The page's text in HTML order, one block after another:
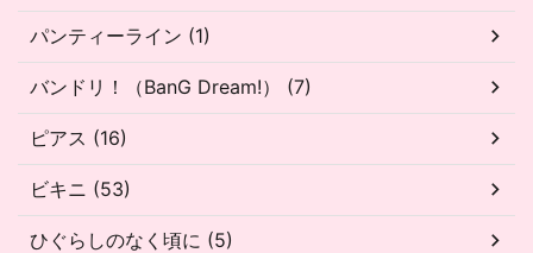
パンティーライン (1)
バンドリ！（BanG Dream!） (7)
ピアス (16)
ビキニ (53)
ひぐらしのなく頃に (5)